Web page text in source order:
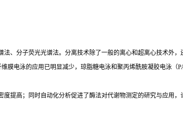
、分子荧光光谱法。分离技术除了一般的离心和超离心技术外
电泳的应用已明显减少，琼脂糖电泳和聚丙烯酰胺凝胶电泳（
提高；同时自动化分析促进了酶法对代谢物测定的研究与应用